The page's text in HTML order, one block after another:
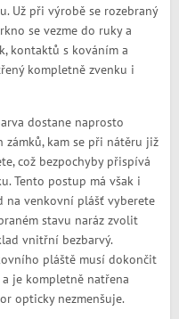
Už při výrobě se rozebraný
se vezme do ruky a
kontaktů s kováním a
kompletně zvenku i
dostane naprosto
kam se při nátěru již
což bezpochyby přispívá
Tento postup má však i
na venkovní plášť vyberete
stavu naráz zvolit
vnitřní bezbarvý.
pláště musí dokončit
je kompletně natřena
opticky nezmenšuje.